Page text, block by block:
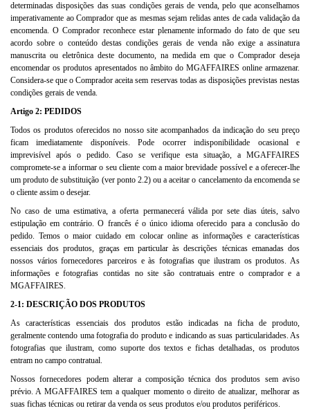
determinadas disposições das suas condições gerais de venda, pelo que aconselhamos
imperativamente ao Comprador que as mesmas sejam relidas antes de cada validação da
encomenda. O Comprador reconhece estar plenamente informado do fato de que seu
acordo sobre o conteúdo destas condições gerais de venda não exige a assinatura
manuscrita ou eletrônica deste documento, na medida em que o Comprador deseja
encomendar os produtos apresentados no âmbito do MGAFFAIRES online armazenar.
Considera-se que o Comprador aceita sem reservas todas as disposições previstas nestas
condições gerais de venda.
Artigo 2: PEDIDOS
Todos os produtos oferecidos no nosso site acompanhados da indicação do seu preço
ficam imediatamente disponíveis. Pode ocorrer indisponibilidade ocasional e
imprevisível após o pedido. Caso se verifique esta situação, a MGAFFAIRES
compromete-se a informar o seu cliente com a maior brevidade possível e a oferecer-lhe
um produto de substituição (ver ponto 2.2) ou a aceitar o cancelamento da encomenda se
o cliente assim o desejar.
No caso de uma estimativa, a oferta permanecerá válida por sete dias úteis, salvo
estipulação em contrário. O francês é o único idioma oferecido para a conclusão do
pedido. Temos o maior cuidado em colocar online as informações e características
essenciais dos produtos, graças em particular às descrições técnicas emanadas dos
nossos vários fornecedores parceiros e às fotografias que ilustram os produtos. As
informações e fotografias contidas no site são contratuais entre o comprador e a
MGAFFAIRES.
2-1: DESCRIÇÃO DOS PRODUTOS
As características essenciais dos produtos estão indicadas na ficha de produto,
geralmente contendo uma fotografia do produto e indicando as suas particularidades. As
fotografias que ilustram, como suporte dos textos e fichas detalhadas, os produtos
entram no campo contratual.
Nossos fornecedores podem alterar a composição técnica dos produtos sem aviso
prévio. A MGAFFAIRES tem a qualquer momento o direito de atualizar, melhorar as
suas fichas técnicas ou retirar da venda os seus produtos e/ou produtos periféricos.